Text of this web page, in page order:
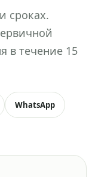
сроках.
в течение 15
WhatsApp